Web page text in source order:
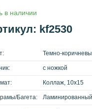
в наличии
kf2530
Темно-
с ножкой
Коллаж, 10x15
Багета: